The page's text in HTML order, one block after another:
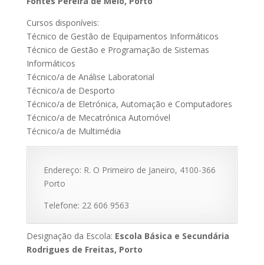
Cursos disponíveis:
Técnico de Gestão de Equipamentos Informáticos
Técnico de Gestão e Programação de Sistemas
Informáticos
Técnico/a de Análise Laboratorial
Técnico/a de Desporto
Técnico/a de Eletrónica, Automação e Computadores
Técnico/a de Mecatrónica Automóvel
Técnico/a de Multimédia
Endereço: R. O Primeiro de Janeiro, 4100-366
Porto
Telefone: 22 606 9563
Designação da Escola: Escola Básica e Secundária
Rodrigues de Freitas, Porto